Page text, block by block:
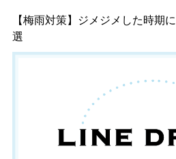
【梅雨対策】ジメジメした時期
選